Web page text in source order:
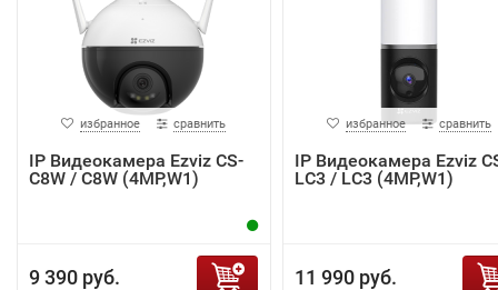
избранное сравнить
IP Видеокамера Ezviz CS-
C8W / C8W (4MP,W1)
9 390 руб.
избранное сравнить
IP Видеокамера Ezviz
LC3 / LC3 (4MP,W1)
11 990 руб.